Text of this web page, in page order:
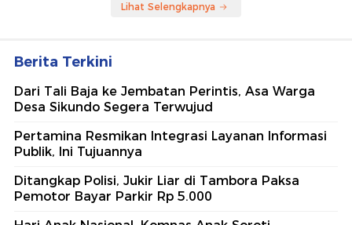
Lihat Selengkapnya
Berita Terkini
Dari Tali Baja ke Jembatan Perintis, Asa Warga
Desa Sikundo Segera Terwujud
Pertamina Resmikan Integrasi Layanan Informasi
Publik, Ini Tujuannya
Ditangkap Polisi, Jukir Liar di Tambora Paksa
Pemotor Bayar Parkir Rp 5.000